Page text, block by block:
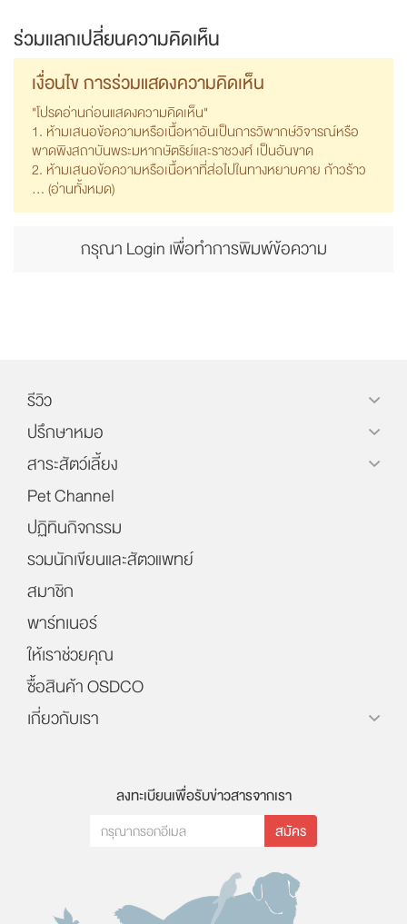
ร่วมแลกเปลี่ยนความคิดเห็น
เงื่อนไข การร่วมแสดงความคิดเห็น
"โปรดอ่านก่อนแสดงความคิดเห็น"
1. ห้ามเสนอข้อความหรือเนื้อหาอันเป็นการวิพากษ์วิจารณ์หรือ
พาดพิงสถาบันพระมหากษัตริย์และราชวงศ์ เป็นอันขาด
2. ห้ามเสนอข้อความหรือเนื้อหาที่ส่อไปในทางหยาบคาย ก้าวร้าว
... (อ่านทั้งหมด)
กรุณา Login เพื่อทำการพิมพ์ข้อความ
รีวิว
ปรึกษาหมอ
สาระสัตว์เลี้ยง
Pet Channel
ปฏิทินกิจกรรม
รวมนักเขียนและสัตวแพทย์
สมาชิก
พาร์ทเนอร์
ให้เราช่วยคุณ
ซื้อสินค้า OSDCO
เกี่ยวกับเรา
ลงทะเบียนเพื่อรับข่าวสารจากเรา
สมัคร